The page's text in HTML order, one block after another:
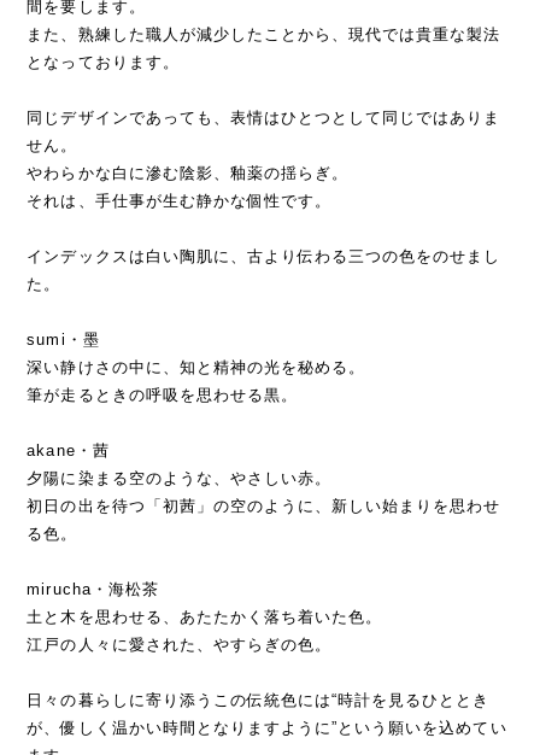
間を要します。
また、熟練した職人が減少したことから、現代では貴重な製法
となっております。
同じデザインであっても、表情はひとつとして同じではありま
せん。
やわらかな白に滲む陰影、釉薬の揺らぎ。
それは、手仕事が生む静かな個性です。
インデックスは白い陶肌に、古より伝わる三つの色をのせまし
た。
sumi・墨
深い静けさの中に、知と精神の光を秘める。
筆が走るときの呼吸を思わせる黒。
akane・茜
夕陽に染まる空のような、やさしい赤。
初日の出を待つ「初茜」の空のように、新しい始まりを思わせ
る色。
mirucha・海松茶
土と木を思わせる、あたたかく落ち着いた色。
江戸の人々に愛された、やすらぎの色。
日々の暮らしに寄り添うこの伝統色には“時計を見るひととき
が、優しく温かい時間となりますように”という願いを込めてい